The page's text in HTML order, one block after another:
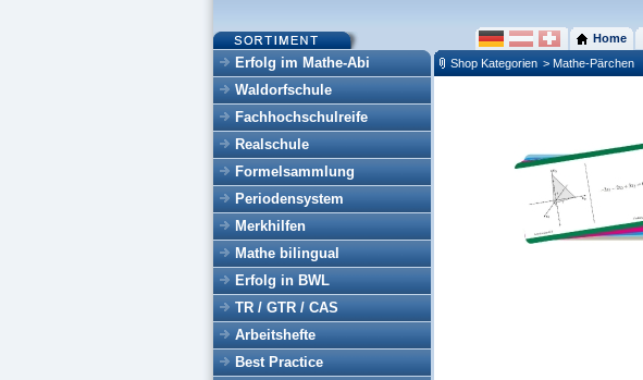
Erfolg im Mathe-Abi
Waldorfschule
Fachhochschulreife
Realschule
Formelsammlung
Periodensystem
Merkhilfen
Mathe bilingual
Erfolg in BWL
TR / GTR / CAS
Arbeitshefte
Best Practice
Home
Shop Kategorien > Mathe-Pärchen